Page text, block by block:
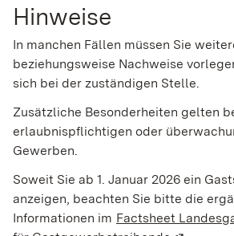
Hinweise
In manchen Fällen müssen Sie
beziehungsweise Nachweise
sich bei der zuständigen Stelle.
Zusätzliche Besonderheiten gelten
erlaubnispflichtigen oder
Gewerben.
Soweit Sie ab 1. Januar 2026 ein
anzeigen, beachten Sie bitte die
Informationen im Factsheet